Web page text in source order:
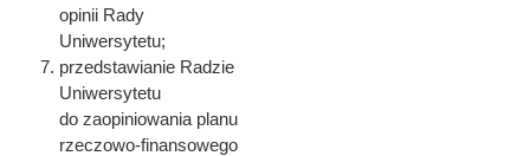
opinii Rady
Uniwersytetu;
przedstawianie Radzie
Uniwersytetu
do zaopiniowania planu
rzeczowo-finansowego